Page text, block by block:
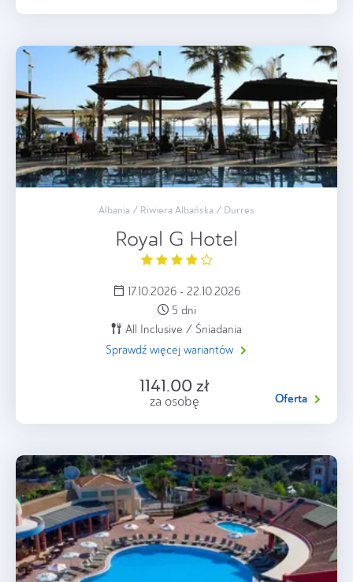
Albania / Riwiera Albańska / Durres
Royal G Hotel
17.10.2026 - 22.10.2026
5 dni
All Inclusive / Śniadania
Sprawdź więcej wariantów
1141.00 zł
za osobę Oferta